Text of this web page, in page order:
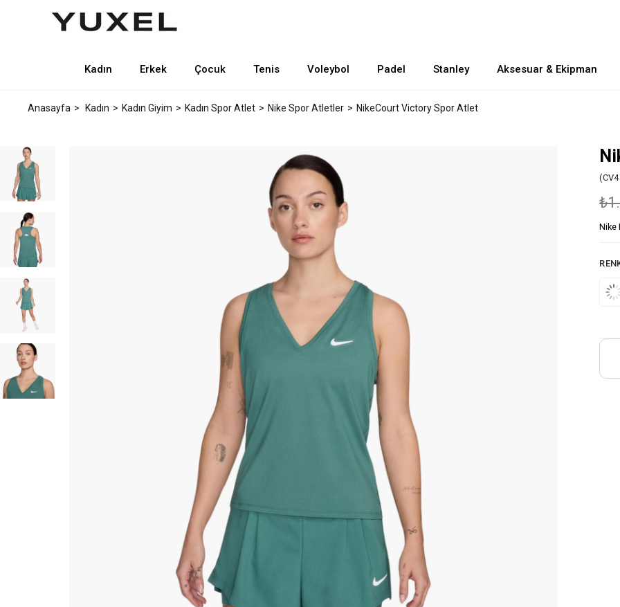
Kadın Erkek Çocuk Tenis Voleybol Padel Stanley Aksesuar & Ekipman
Anasayfa Kadın Kadın Giyim Kadın Spor Atlet Nike Spor Atletler NikeCourt Victory Spor Atlet
Nike